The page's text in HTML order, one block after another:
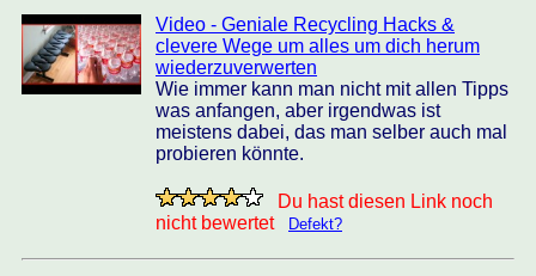
Video - Geniale Recycling Hacks &
clevere Wege um alles um dich herum
wiederzuverwerten
Wie immer kann man nicht mit allen Tipps
was anfangen, aber irgendwas ist
meistens dabei, das man selber auch mal
probieren könnte.
Du hast diesen Link noch
nicht bewertet
Defekt?